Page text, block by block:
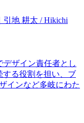
引地 耕太 / Hikichi
デザイン責任者とし
する役割を担い、ブ
インなど多岐にわた